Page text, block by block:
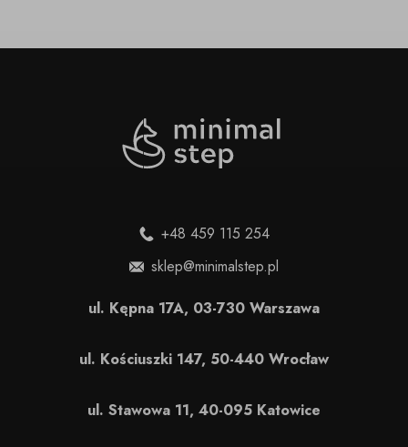
+48 459 115 254
sklep@minimalstep.pl
ul. Kępna 17A, 03-730 Warszawa
ul. Kościuszki 147, 50-440 Wrocław
ul. Stawowa 11, 40-095 Katowice